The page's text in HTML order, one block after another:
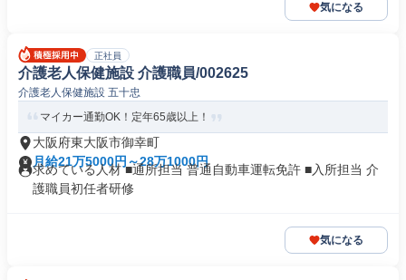
気になる
正社員
介護老人保健施設 介護職員/002625
介護老人保健施設 五十忠
マイカー通勤OK！定年65歳以上！
大阪府東大阪市御幸町
月給21万5000円～28万1000円
求めている人材 ■通所担当 普通自動車運転免許 ■入所担当 介
護職員初任者研修
気になる